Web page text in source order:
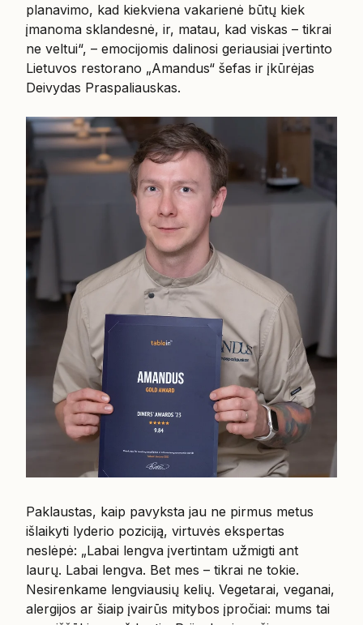
planavimo, kad kiekviena vakarienė būtų kiek
įmanoma sklandesnė, ir, matau, kad viskas – tikrai
ne veltui“, – emocijomis dalinosi geriausiai įvertinto
Lietuvos restorano „Amandus“ šefas ir įkūrėjas
Deivydas Praspaliauskas.
Paklaustas, kaip pavyksta jau ne pirmus metus
išlaikyti lyderio poziciją, virtuvės ekspertas
neslėpė: „Labai lengva įvertintam užmigti ant
laurų. Labai lengva. Bet mes – tikrai ne tokie.
Nesirenkame lengviausių kelių. Vegetarai, veganai,
alergijos ar šiaip įvairūs mitybos įpročiai: mums tai